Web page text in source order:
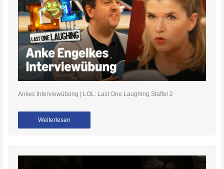
Ankes Interviewübung | LOL: Last One Laughing Staffel 2
Weiterlesen